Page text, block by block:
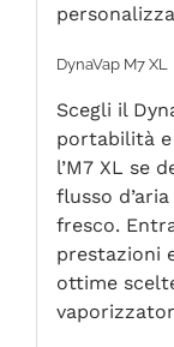
DynaVap M7 XL
Scegli il
portabilità
l’M7 XL se
flusso
fresco.
prestazioni
ottime